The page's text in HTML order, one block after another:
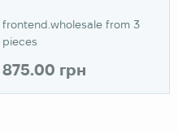
frontend.wholesale from 3
pieces
875.00 грн